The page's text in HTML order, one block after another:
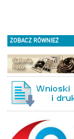
ZOBACZ RÓWNIEŻ